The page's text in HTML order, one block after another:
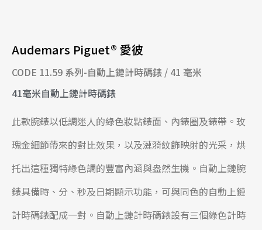
Audemars Piguet® 愛彼
CODE 11.59 系列-自動上鏈計時碼錶 / 41 毫米
41毫米自動上鏈計時碼錶
此款腕錶以低調迷人的綠色妝點錶面、內錶圈及錶帶。玫
瑰金細節帶來的對比效果，以及漣漪紋飾映射的光采，烘
托出這種獨特綠色調的豐富內涵與盎然生機。自動上鏈腕
錶具備時、分、秒及日期顯示功能，可與同色的自動上鏈
計時碼錶配成一對。自動上鏈計時碼錶設有三個綠色計時